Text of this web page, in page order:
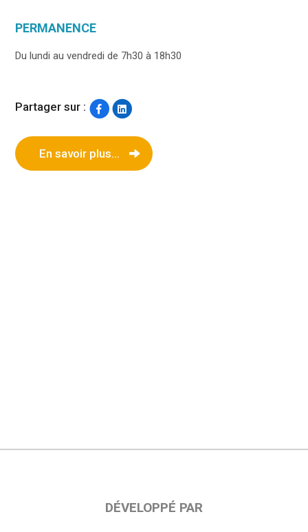
PERMANENCE
Du lundi au vendredi de 7h30 à 18h30
Partager sur :
En savoir plus...
DÉVELOPPÉ PAR